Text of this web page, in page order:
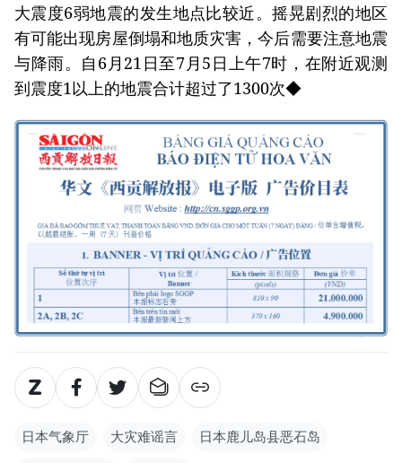
大震度6弱地震的发生地点比较近。摇晃剧烈的地区
有可能出现房屋倒塌和地质灾害，今后需要注意地震
与降雨。自6月21日至7月5日上午7时，在附近观测
到震度1以上的地震合计超过了1300次◆
日本气象厅 大灾难谣言 日本鹿儿岛县恶石岛